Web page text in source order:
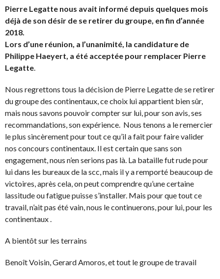
Pierre Legatte nous avait informé depuis quelques mois
déjà de son désir de se retirer du groupe, en fin d’année
2018.
Lors d’une réunion, a l’unanimité, la candidature de
Philippe Haeyert, a été acceptée pour remplacer Pierre
Legatte.
Nous regrettons tous la décision de Pierre Legatte de se retirer
du groupe des continentaux, ce choix lui appartient bien sûr,
mais nous savons pouvoir compter sur lui, pour son avis, ses
recommandations, son expérience. Nous tenons a le remercier
le plus sincèrement pour tout ce qu’il a fait pour faire valider
nos concours continentaux. Il est certain que sans son
engagement, nous n’en serions pas là. La bataille fut rude pour
lui dans les bureaux de la scc, mais il y a remporté beaucoup de
victoires, après cela, on peut comprendre qu’une certaine
lassitude ou fatigue puisse s’installer. Mais pour que tout ce
travail, n’ait pas été vain, nous le continuerons, pour lui, pour les
continentaux .
A bientôt sur les terrains
Benoît Voisin, Gerard Amoros, et tout le groupe de travail